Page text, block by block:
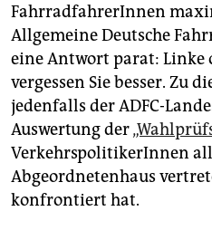
abo
genossenschaft
epaper login
FahrradfahrerInnen
Allgemeine Deutsche
eine Antwort parat: Linke
vergessen Sie besser. Zu
jedenfalls der ADFC-
Auswertung der
VerkehrspolitikerInnen
Abgeordnetenhaus
konfrontiert hat.